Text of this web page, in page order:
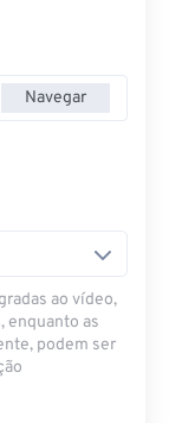
Navegar
ao vídeo,
enquanto as
podem ser